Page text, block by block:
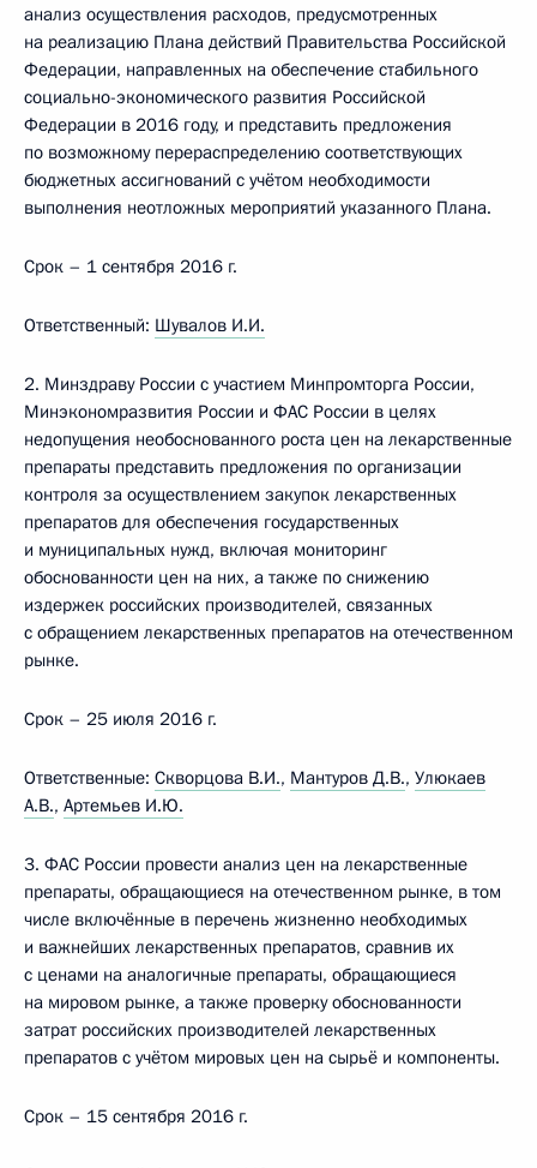
анализ осуществления расходов, предусмотренных
на реализацию Плана действий Правительства Российской
Федерации, направленных на обеспечение стабильного
социально-экономического развития Российской
Федерации в 2016 году, и представить предложения
по возможному перераспределению соответствующих
бюджетных ассигнований с учётом необходимости
выполнения неотложных мероприятий указанного Плана.
Срок – 1 сентября 2016 г.
Ответственный: Шувалов И.И.
2. Минздраву России с участием Минпромторга России,
Минэкономразвития России и ФАС России в целях
недопущения необоснованного роста цен на лекарственные
препараты представить предложения по организации
контроля за осуществлением закупок лекарственных
препаратов для обеспечения государственных
и муниципальных нужд, включая мониторинг
обоснованности цен на них, а также по снижению
издержек российских производителей, связанных
с обращением лекарственных препаратов на отечественном
рынке.
Срок – 25 июля 2016 г.
Ответственные: Скворцова В.И., Мантуров Д.В., Улюкаев
А.В., Артемьев И.Ю.
3. ФАС России провести анализ цен на лекарственные
препараты, обращающиеся на отечественном рынке, в том
числе включённые в перечень жизненно необходимых
и важнейших лекарственных препаратов, сравнив их
с ценами на аналогичные препараты, обращающиеся
на мировом рынке, а также проверку обоснованности
затрат российских производителей лекарственных
препаратов с учётом мировых цен на сырьё и компоненты.
Срок – 15 сентября 2016 г.